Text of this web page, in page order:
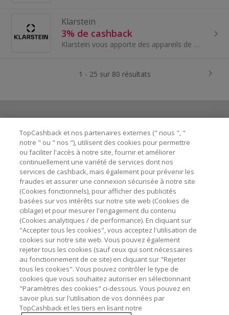
Klarstein
3% de cashback
Klarstein vous apporte des appareils de conception pour chaque mode de vie, qui sont à la fois élégants et très fonctionnels. Leur concept est uniq...
1 - 25 sur 80 résultats
Besoin d'aide ?
Astuces pour économiser
A propos de
Contactez-nous
Mentions légales
Nos sites UK US CN JP DE AU
TopCashback et nos partenaires externes (" nous ", "
notre " ou " nos "), utilisent des cookies pour permettre
ou faciliter l'accès à notre site, fournir et améliorer
continuellement une variété de services dont nos
services de cashback, mais également pour prévenir les
fraudes et assurer une connexion sécurisée à notre site
(Cookies fonctionnels), pour afficher des publicités
basées sur vos intérêts sur notre site web (Cookies de
ciblage) et pour mesurer l'engagement du contenu
(Cookies analytiques / de performance). En cliquant sur
"Accepter tous les cookies", vous acceptez l'utilisation de
cookies sur notre site web. Vous pouvez également
rejeter tous les cookies (sauf ceux qui sont nécessaires
au fonctionnement de ce site) en cliquant sur "Rejeter
tous les cookies". Vous pouvez contrôler le type de
cookies que vous souhaitez autoriser en sélectionnant
"Paramètres des cookies" ci-dessous. Vous pouvez en
savoir plus sur l'utilisation de vos données par
TopCashback et les tiers en lisant notre